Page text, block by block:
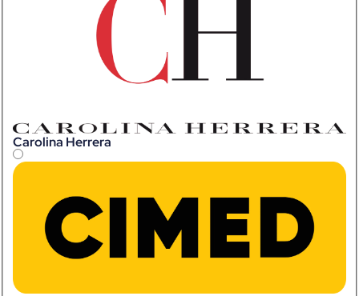
Carolina Herrera